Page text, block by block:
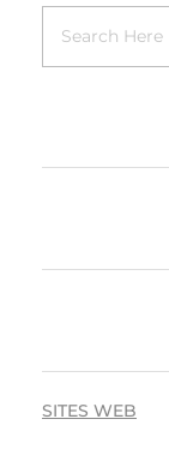
SITES WEB